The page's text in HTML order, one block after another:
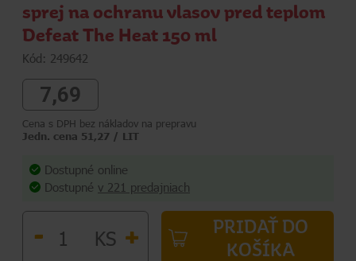
sprej na ochranu vlasov pred teplom
Defeat The Heat 150 ml
Kód: 249642
7,69
Cena s DPH bez nákladov na prepravu
Jedn. cena 51,27 / LIT
Dostupné online
Dostupné v 221 predajniach
- KS +
PRIDAŤ DO
KOŠÍKA